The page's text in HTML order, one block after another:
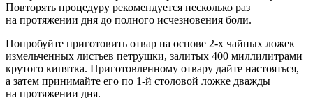
Повторять процедуру рекомендуется несколько раз
на протяжении дня до полного исчезновения боли.
Попробуйте приготовить отвар на основе 2-х чайных ложек
измельченных листьев петрушки, залитых 400 миллилитрами
крутого кипятка. Приготовленному отвару дайте настояться,
а затем принимайте его по 1-й столовой ложке дважды
на протяжении дня.